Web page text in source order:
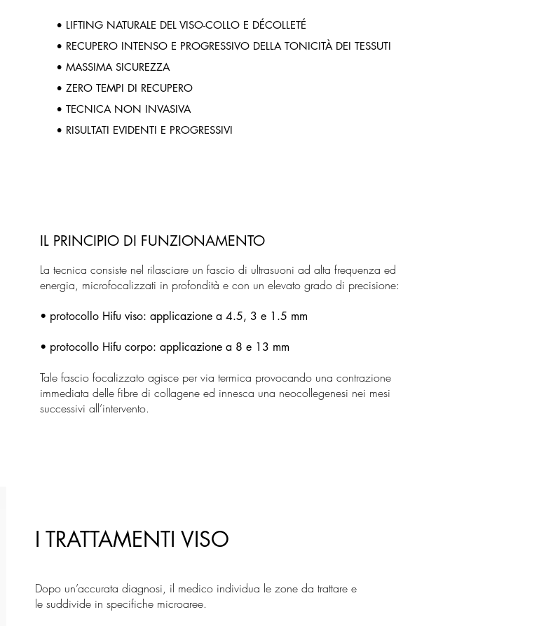
• LIFTING NATURALE DEL VISO-COLLO E DÉCOLLETÉ
• RECUPERO INTENSO E PROGRESSIVO DELLA TONICITÀ DEI TESSUTI
• MASSIMA SICUREZZA
• ZERO TEMPI DI RECUPERO
• TECNICA NON INVASIVA
• RISULTATI EVIDENTI E PROGRESSIVI
IL PRINCIPIO DI FUNZIONAMENTO
La tecnica consiste nel rilasciare un fascio di ultrasuoni ad alta frequenza ed
energia, microfocalizzati in profondità e con un elevato grado di precisione:
• protocollo Hifu viso: applicazione a 4.5, 3 e 1.5 mm
• protocollo Hifu corpo: applicazione a 8 e 13 mm
Tale fascio focalizzato agisce per via termica provocando una contrazione
immediata delle fibre di collagene ed innesca una neocollegenesi nei mesi
successivi all’intervento.
I TRATTAMENTI VISO
Dopo un’accurata diagnosi, il medico individua le zone da trattare e
le suddivide in specifiche microaree.